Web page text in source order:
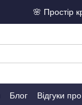
🌸 Простір
Блог Відгуки